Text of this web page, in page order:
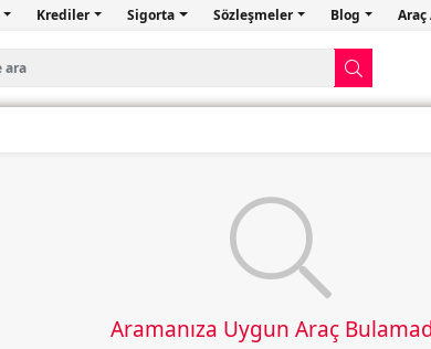
Krediler Sigorta Sözleşmeler Blog Araç
Aramanıza Uygun Araç